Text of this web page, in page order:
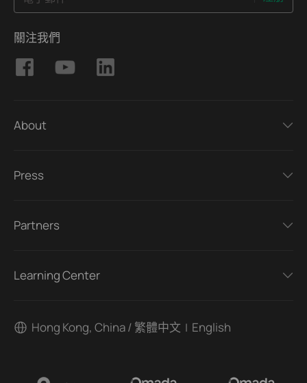
關注我們
About
Press
Partners
Learning Center
Hong Kong, China / 繁體中文 | English